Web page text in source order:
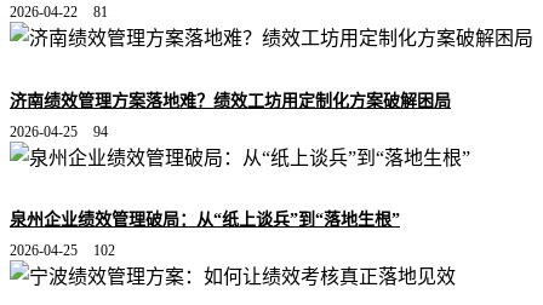
2026-04-22 81
济南绩效管理方案落地难？绩效工坊用定制化方案破解困局
2026-04-25 94
泉州企业绩效管理破局：从“纸上谈兵”到“落地生根”
2026-04-25 102